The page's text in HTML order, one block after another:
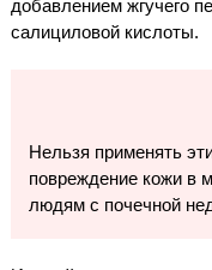
добавлением жгучего
салициловой кислоты.
Нельзя применять
повреждение кожи в
людям с почечной